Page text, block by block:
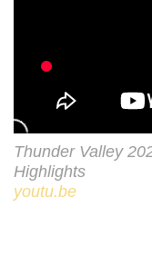
Thunder Valley
Highlights
youtu.be